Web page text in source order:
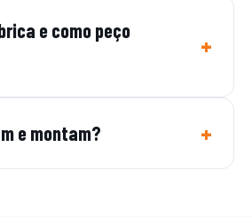
e como peço
e montam?